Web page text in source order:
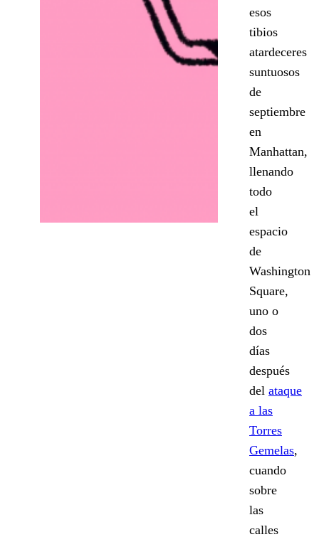
esos
tibios
atardeceres
suntuosos
de
septiembre
en
Manhattan,
llenando
todo
el
espacio
de
Washington
Square,
uno o
dos
días
después
del ataque
a las
Torres
Gemelas,
cuando
sobre
las
calles